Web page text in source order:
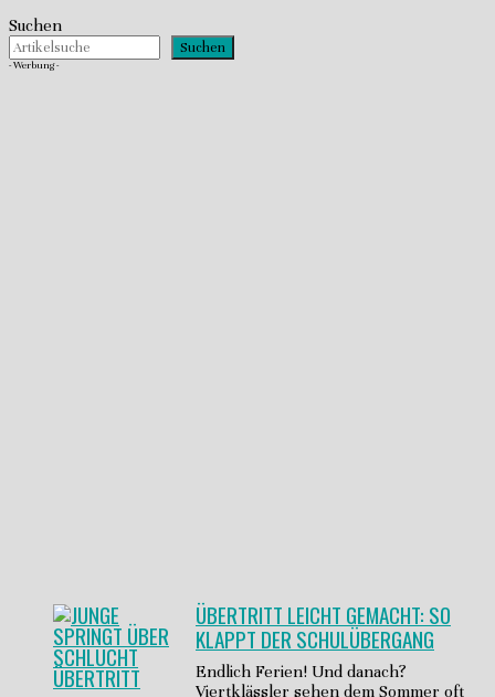
Suchen
Suchen
- Werbung -
ÜBERTRITT LEICHT GEMACHT: SO
KLAPPT DER SCHULÜBERGANG
Endlich Ferien! Und danach?
Viertklässler sehen dem Sommer oft